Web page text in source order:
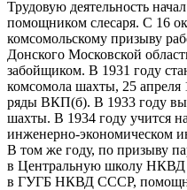
Трудовую деятельность
помощником слесаря. С 16
комсомольскому призыву
Донского Московской
забойщиком. В 1931 году
комсомола шахты, 25 апреля
ряды ВКП(б). В 1933 году
шахты. В 1934 году учится
инженерно-экономическом
В том же году, по призыву
в Центральную школу
в ГУГБ НКВД СССР,